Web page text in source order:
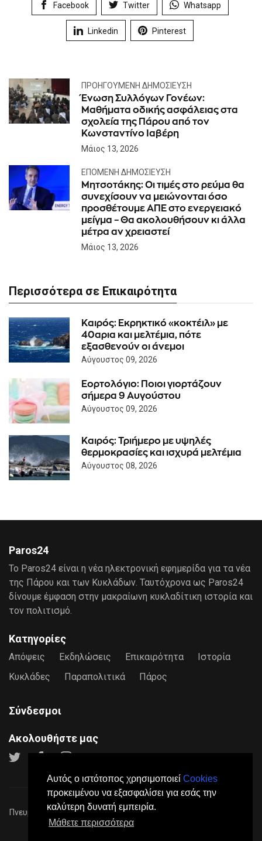
Αυτός ο ιστότοπος χρησιμοποιεί Cookies
προκειμένου να εξασφαλίσει για εσάς την
καλύτερη δυνατή εμπειρία.
Μάθετε περισσότερα
Facebook Twitter Whatsapp
Linkedin Pinterest
ΠΡΟΗΓΟΎΜΕΝΗ ΔΗΜΟΣΊΕΥΣΗ
Ένωση Συλλόγων Γονέων:
Μαθήματα οδικής ασφάλειας στα
σχολεία της Πάρου από τον
Κωνσταντίνο Ιαβέρη
Μάιος 13, 2026
ΕΠΌΜΕΝΗ ΔΗΜΟΣΊΕΥΣΗ
Μητσοτάκης: Οι τιμές στο ρεύμα θα
συνεχίσουν να μειώνονται όσο
προσθέτουμε ΑΠΕ στο ενεργειακό
μείγμα – Θα ακολουθήσουν κι άλλα
μέτρα αν χρειαστεί
Μάιος 13, 2026
Περισσότερα σε Επικαιρότητα
Καιρός: Eκρηκτικό «κοκτέιλ» με
40αρια και μελτέμια, πότε
εξασθενούν οι άνεμοι
Αύγουστος 09, 2026
Εορτολόγιο: Ποιοι γιορτάζουν
σήμερα 9 Αυγούστου
Αύγουστος 09, 2026
Καιρός: Τριήμερο με υψηλές
θερμοκρασίες και ισχυρά μελτέμια
Αύγουστος 08, 2026
Paros24
Το Paros24 είναι η νέα ηλεκτρονική εφημερίδα για τα νέα
της Πάρου και των Κυκλάδων. Ταυτόχρονα ως Paros24
δίνουμε έμφαση στην μακραίωνη κυκλαδίτικη ιστορία και
τον πολιτισμό.
Κατηγορίες
Απόψεις Εκδηλώσεις Επικαιρότητα
Ιστορία
Κυκλάδες
Παραπολιτικά Πάρος
Σύνδεσμοι
Ακολουθήστε μας
Πνευματικά Δικαιώματα © 2026Paros24
νόμιμου δικαιώματος.